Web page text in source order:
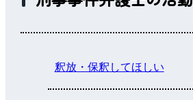
釈放・保釈してほしい